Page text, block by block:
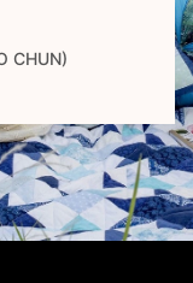
CHUN)